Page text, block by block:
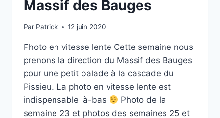
Massif des Bauges
Par Patrick 12 juin 2020
Photo en vitesse lente Cette semaine nous
prenons la direction du Massif des Bauges
pour une petit balade à la cascade du
Pissieu. La photo en vitesse lente est
indispensable là-bas
Photo de la
semaine 23 et photos des semaines 25 et